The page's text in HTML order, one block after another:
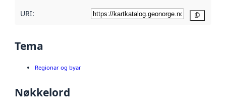
URI:
Tema
Regionar og byar
Nøkkelord